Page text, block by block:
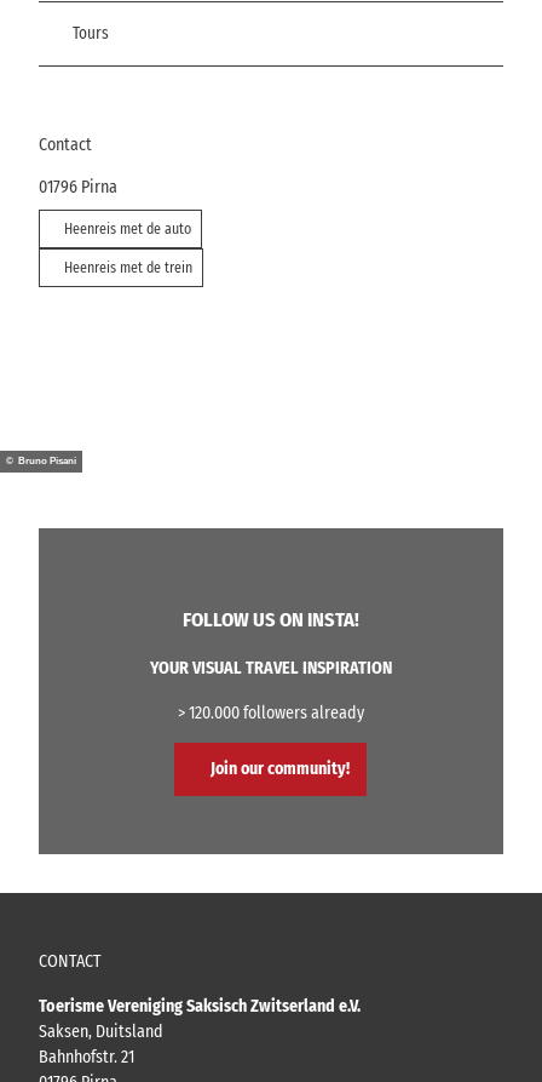
Tours
Contact
01796 Pirna
Heenreis met de auto
Heenreis met de trein
© Bruno Pisani
FOLLOW US ON INSTA!
YOUR VISUAL TRAVEL INSPIRATION
> 120.000 followers already
Join our community!
CONTACT
Toerisme Vereniging Saksisch Zwitserland e.V.
Saksen, Duitsland
Bahnhofstr. 21